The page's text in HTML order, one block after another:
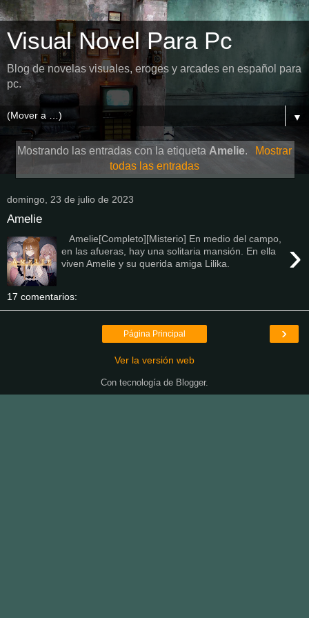
Visual Novel Para Pc
Blog de novelas visuales, eroges y arcades en español para
pc.
▼
Mostrando las entradas con la etiqueta Amelie.
Mostrar
todas las entradas
domingo, 23 de julio de 2023
Amelie
›
Amelie[Completo][Misterio] En medio del campo,
en las afueras, hay una solitaria mansión. En ella
viven Amelie y su querida amiga Lilika.
17 comentarios:
›
Página Principal
Ver la versión web
Con tecnología de Blogger.